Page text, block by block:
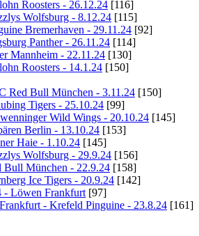
Roosters - 26.12.24 [116]
Wolfsburg - 8.12.24 [115]
Bremerhaven - 29.11.24 [92]
Panther - 26.11.24 [114]
Mannheim - 22.11.24 [130]
Roosters - 14.1.24 [150]
Red Bull München - 3.11.24 [150]
Tigers - 25.10.24 [99]
Wild Wings - 20.10.24 [145]
Berlin - 13.10.24 [153]
Haie - 1.10.24 [145]
Wolfsburg - 29.9.24 [156]
München - 22.9.24 [158]
Ice Tigers - 20.9.24 [142]
- Löwen Frankfurt [97]
- Krefeld Pinguine - 23.8.24 [161]